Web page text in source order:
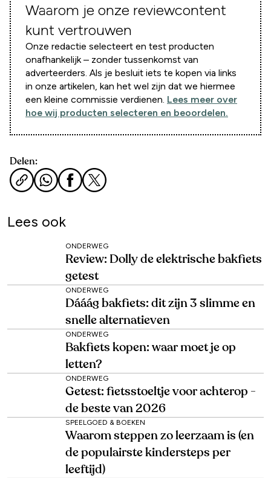
Waarom je onze reviewcontent
kunt vertrouwen
Onze redactie selecteert en test producten
onafhankelijk – zonder tussenkomst van
adverteerders. Als je besluit iets te kopen via links
in onze artikelen, kan het wel zijn dat we hiermee
een kleine commissie verdienen. Lees meer over
hoe wij producten selecteren en beoordelen.
Delen:
Lees ook
ONDERWEG
Review: Dolly de elektrische bakfiets
getest
ONDERWEG
Dááág bakfiets: dit zijn 3 slimme en
snelle alternatieven
ONDERWEG
Bakfiets kopen: waar moet je op
letten?
ONDERWEG
Getest: fietsstoeltje voor achterop -
de beste van 2026
SPEELGOED & BOEKEN
Waarom steppen zo leerzaam is (en
de populairste kindersteps per
leeftijd)